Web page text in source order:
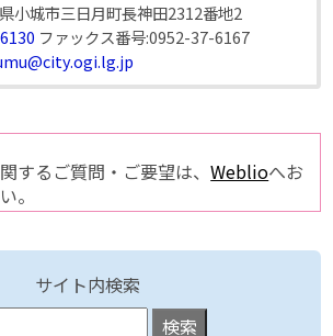
小城市三日月町長神田2312番地2
ファックス番号:0952-37-6167
するご質問・ご要望は、Weblioへお
。
サイト内検索